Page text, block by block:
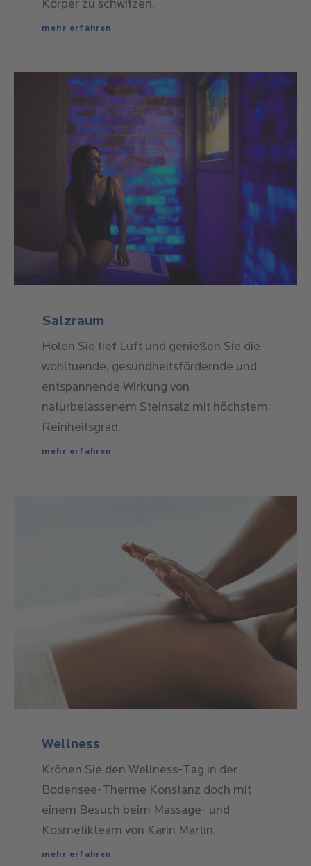
Körper zu schwitzen.
mehr erfahren
Holen Sie tief Luft und genießen Sie die
wohltuende, gesundheitsfördernde und
entspannende Wirkung von
naturbelassenem Steinsalz mit höchstem
Reinheitsgrad.
mehr erfahren
Krönen Sie den Wellness-Tag in der
Bodensee-Therme Konstanz doch mit
einem Besuch beim Massage- und
Kosmetikteam von Karin Martin.
mehr erfahren